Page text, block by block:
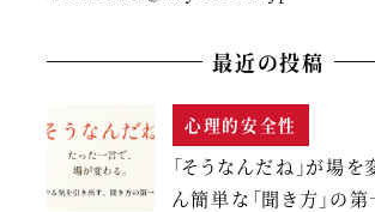
最近の投稿
心理的安全性
「そうなんだね」が場を
ん簡単な「聞き方」の